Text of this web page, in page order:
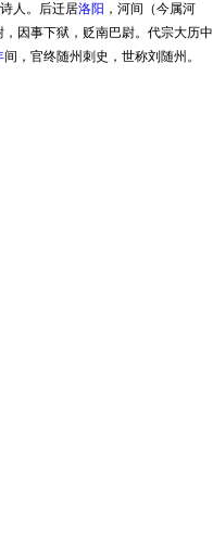
人。后迁居洛阳 ，河间（今属河
因事下狱，贬南巴尉。代宗大历中
间，官终随州刺史，世称刘随州。